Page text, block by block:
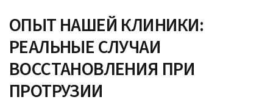
ОПЫТ НАШЕЙ КЛИНИКИ:
РЕАЛЬНЫЕ СЛУЧАИ
ВОССТАНОВЛЕНИЯ ПРИ
ПРОТРУЗИИ